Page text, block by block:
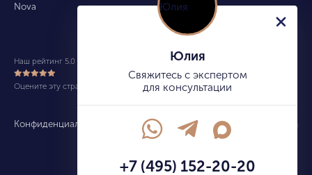
Nova
Конфиденциальность Карта сайта info@kupitekvartiru.com
Наш рейтинг 5.0 из 5 (490)
Оцените эту страницу
Юлия
Свяжитесь с экспертом
для консультации
+7 (495) 152-20-20